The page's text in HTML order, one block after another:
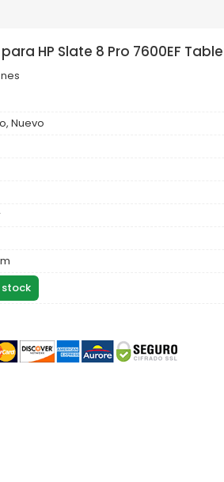
HP Slate 8 Pro 7600EF
Nuevo
stock